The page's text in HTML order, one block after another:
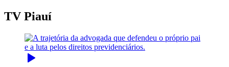
TV Piauí